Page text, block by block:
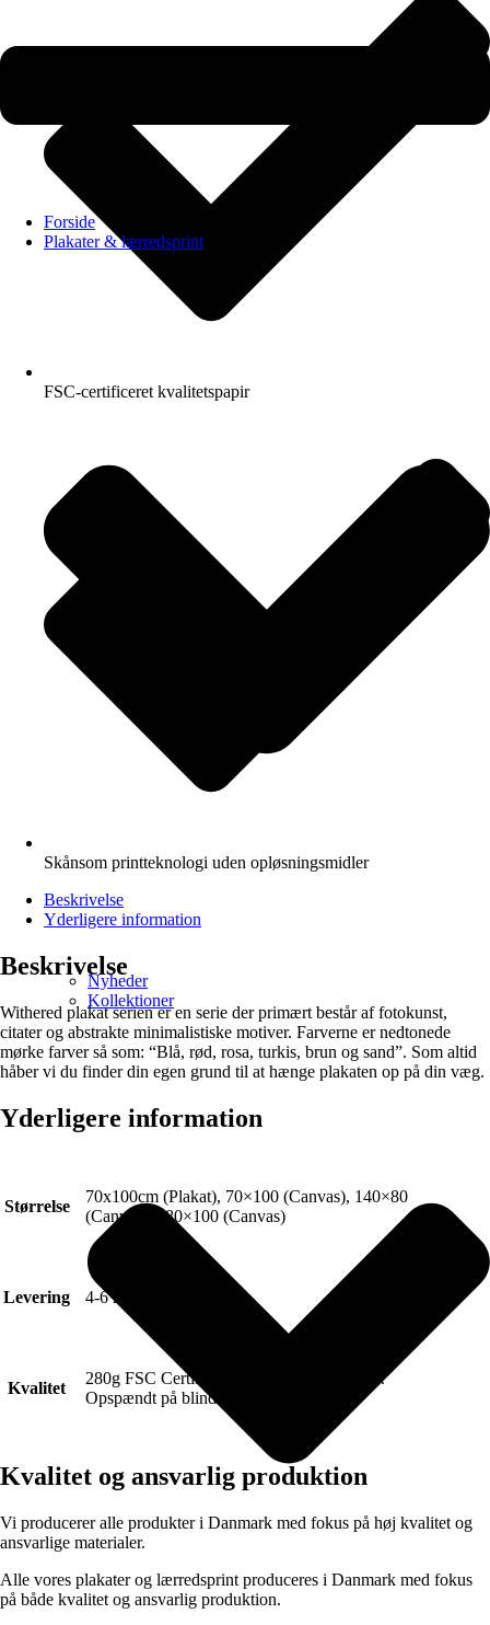
Forside
Plakater & lærredsprint
Nyheder
Kollektioner
FSC-certificeret kvalitetspapir
Skånsom printteknologi uden opløsningsmidler
Beskrivelse
Yderligere information
Beskrivelse
Withered plakat serien er en serie der primært består af fotokunst,
citater og abstrakte minimalistiske motiver. Farverne er nedtonede
mørke farver så som: “Blå, rød, rosa, turkis, brun og sand”. Som altid
håber vi du finder din egen grund til at hænge plakaten op på din væg.
Yderligere information
Størrelse
70x100cm (Plakat), 70×100 (Canvas), 140×80
(Canvas), 180×100 (Canvas)
Levering 4-6 hverdage.
Kvalitet
280g FSC Certificeret Art canvas (Lærred).
Opspændt på blindramme.
Kvalitet og ansvarlig produktion
Vi producerer alle produkter i Danmark med fokus på høj kvalitet og
ansvarlige materialer.
Alle vores plakater og lærredsprint produceres i Danmark med fokus
på både kvalitet og ansvarlig produktion.